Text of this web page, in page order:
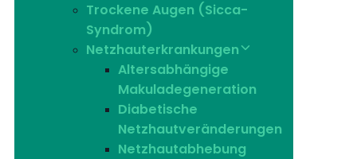
Trockene Augen (Sicca-
Syndrom)
Netzhauterkrankungen
Altersabhängige
Makuladegeneration
Diabetische
Netzhautveränderungen
Netzhautabhebung